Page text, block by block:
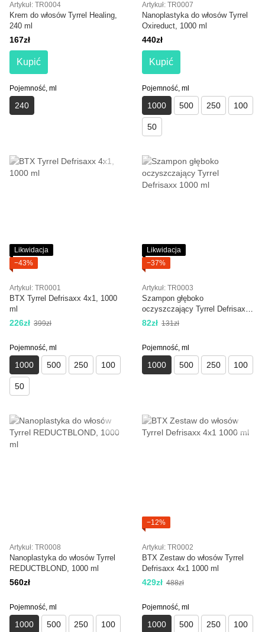
Artykuł: TR0004
Krem do włosów Tyrrel Healing,
240 ml
167zł
Kupić
Pojemność, ml
240
Artykuł: TR0007
Nanoplastyka do włosów Tyrrel
Oxireduct, 1000 ml
440zł
Kupić
Pojemność, ml
1000 500 250 100
50
Likwidacja
−43%
Artykuł: TR0001
BTX Tyrrel Defrisaxx 4x1, 1000
ml
226zł 399zł
Pojemność, ml
1000 500 250 100
50
Likwidacja
−37%
Artykuł: TR0003
Szampon głęboko
oczyszczający Tyrrel Defrisaxx
1000 ml
82zł 131zł
Pojemność, ml
1000 500 250 100
Artykuł: TR0008
Nanoplastyka do włosów Tyrrel
REDUCTBLOND, 1000 ml
560zł
Pojemność, ml
1000 500 250 100
−12%
Artykuł: TR0002
BTX Zestaw do włosów Tyrrel
Defrisaxx 4x1 1000 ml
429zł 488zł
Pojemność, ml
1000 500 250 100